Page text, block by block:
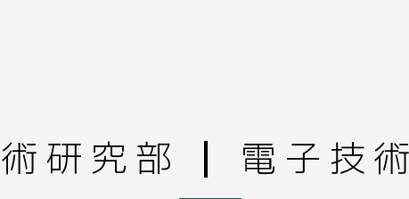
研究部 | 電子技